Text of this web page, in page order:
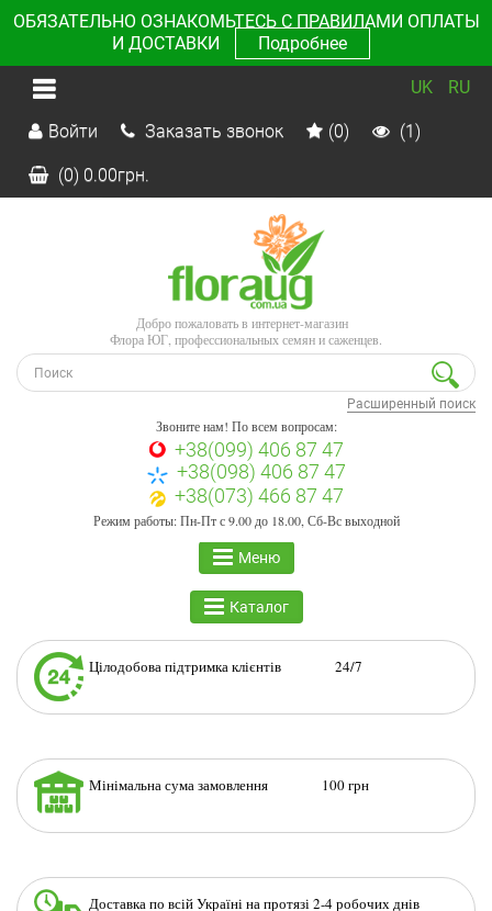
ОБЯЗАТЕЛЬНО ОЗНАКОМЬТЕСЬ С ПРАВИЛАМИ ОПЛАТЫ
И ДОСТАВКИ
Подробнее
UK RU
Войти Заказать звонок (0) (1)
(0) 0.00грн.
Добро пожаловать в интернет-магазин
Флора ЮГ, профессиональных семян и саженцев.
Расширенный поиск
Звоните нам! По всем вопросам:
+38(099) 406 87 47
+38(098) 406 87 47
+38(073) 466 87 47
Режим работы: Пн-Пт с 9.00 до 18.00, Сб-Вс выходной
Меню
Каталог
Цілодобова підтримка клієнтів 24/7
Мінімальна сума замовлення 100 грн
Доставка по всій Україні на протязі 2-4 робочих днів